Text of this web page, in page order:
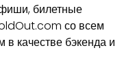
билетные
со всем
качестве бэкенда и